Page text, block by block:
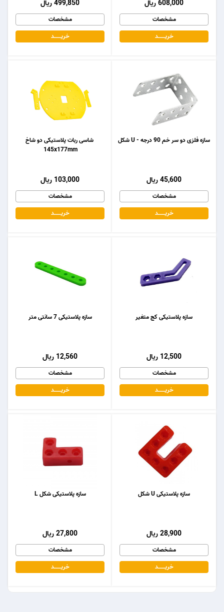
499,850 ریال
مشخصات
خریـــــــد
608,000 ریال
مشخصات
خریـــــــد
شاسی ربات پلاستیکی دو شاخ
145x177mm
103,000 ریال
مشخصات
خریـــــــد
سازه فلزی دو سر خم 90 درجه - U شکل
45,600 ریال
مشخصات
خریـــــــد
سازه پلاستیکی 7 سانتی متر
12,560 ریال
مشخصات
خریـــــــد
سازه پلاستیکی کج متغیر
12,500 ریال
مشخصات
خریـــــــد
سازه پلاستیکی شکل L
27,800 ریال
مشخصات
خریـــــــد
سازه پلاستیکی U شکل
28,900 ریال
مشخصات
خریـــــــد